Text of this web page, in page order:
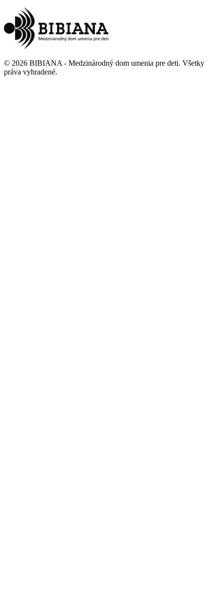
© 2026 BIBIANA - Medzinárodný dom umenia pre deti. Všetky
práva vyhradené.